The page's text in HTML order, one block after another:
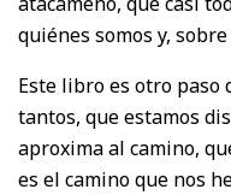
quiénes somos y,
Este libro es otro paso
tantos, que estamos
aproxima al camino,
es el camino que nos